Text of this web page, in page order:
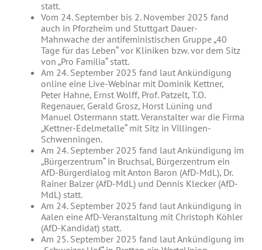
statt.
Vom 24. September bis 2. November 2025 fand
auch in Pforzheim und Stuttgart Dauer-
Mahnwache der antifeministischen Gruppe „40
Tage für das Leben“ vor Kliniken bzw. vor dem Sitz
von „Pro Familia“ statt.
Am 24. September 2025 fand laut Ankündigung
online eine Live-Webinar mit Dominik Kettner,
Peter Hahne, Ernst Wolff, Prof. Patzelt, T.O.
Regenauer, Gerald Grosz, Horst Lüning und
Manuel Ostermann statt. Veranstalter war die Firma
„Kettner-Edelmetalle“ mit Sitz in Villingen-
Schwenningen.
Am 24. September 2025 fand laut Ankündigung im
„Bürgerzentrum“ in Bruchsal, Bürgerzentrum ein
AfD-Bürgerdialog mit Anton Baron (AfD-MdL), Dr.
Rainer Balzer (AfD-MdL) und Dennis Klecker (AfD-
MdL) statt.
Am 24. September 2025 fand laut Ankündigung in
Aalen eine AfD-Veranstaltung mit Christoph Köhler
(AfD-Kandidat) statt.
Am 25. September 2025 fand laut Ankündigung im